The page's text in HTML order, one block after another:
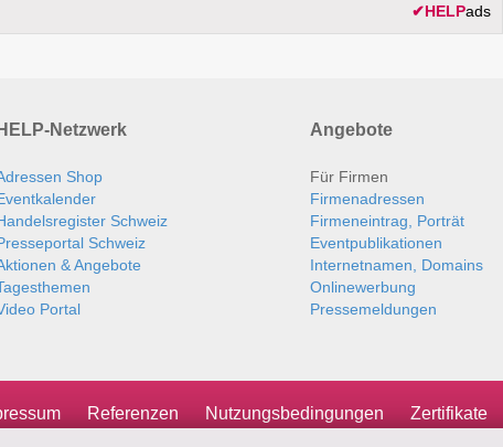
✔HELPads
HELP-Netzwerk
Shop
Schweiz
Schweiz
& Angebote
Portal
Angebote
Für Firmen
Firmenadressen
Firmeneintrag, Porträt
Eventpublikationen
Internetnamen, Domains
Onlinewerbung
Pressemeldungen
Referenzen Nutzungsbedingungen Zertifikate